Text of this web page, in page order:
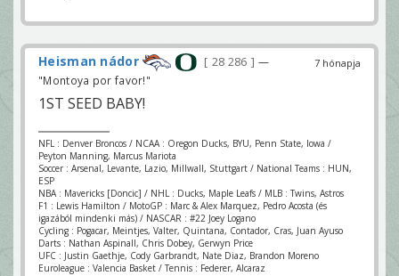
7 hónapja
Heisman nádor 28 286
—
"Montoya por favor!"
1ST SEED BABY!
NFL : Denver Broncos / NCAA : Oregon Ducks, BYU, Penn State, Iowa /
Peyton Manning, Marcus Mariota
Soccer : Arsenal, Levante, Lazio, Millwall, Stuttgart / National Teams : HUN,
ESP
NBA : Mavericks [Doncic] / NHL : Ducks, Maple Leafs / MLB : Twins, Astros
F1 : Lewis Hamilton / MotoGP : Marc & Alex Marquez, Pedro Acosta (és
igazából mindenki más) / NASCAR : #22 Joey Logano
Cycling : Pogacar, Meintjes, Valter, Quintana, Contador, Cras, Juan Ayuso
Darts : Nathan Aspinall, Chris Dobey, Gerwyn Price
UFC : Justin Gaethje, Cody Garbrandt, Nate Diaz, Brandon Moreno
Euroleague : Valencia Basket / Tennis : Federer, Alcaraz